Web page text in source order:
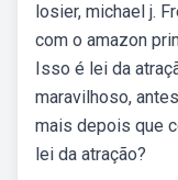
losier, michael j.
com o amazon
Isso é lei da
maravilhoso,
mais depois que
lei da atração?